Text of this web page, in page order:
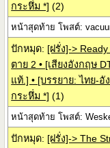
กระหึ่ม *] (2)
หน้าสุดท้าย โพสต์:
ปักหมุด: [ฝรั่ง]->
ตาย 2 • [เสียงอังกฤษ
แท้.] • [บรรยาย: ไทย-อั
กระหึ่ม *] (1)
หน้าสุดท้าย โพสต์:
ปักหมุด: [ฝรั่ง]-> The